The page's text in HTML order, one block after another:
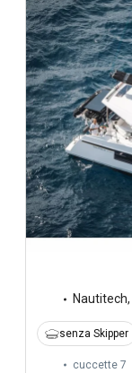
Nautitech,
senza Skipper
cuccette 7